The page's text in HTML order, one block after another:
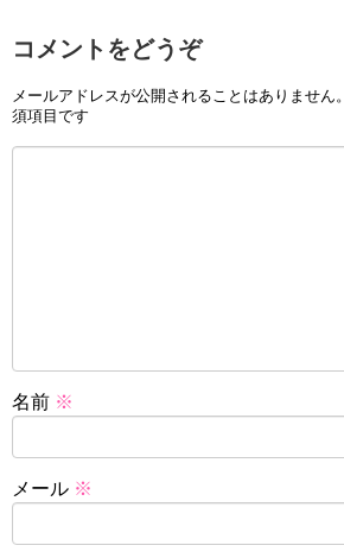
コメントをどうぞ
メールアドレスが公開されることはありません。
須項目です
名前 ※
メール ※